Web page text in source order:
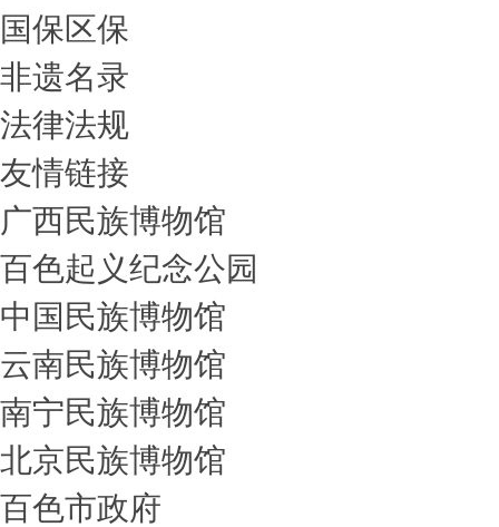
国保区保
非遗名录
法律法规
友情链接
广西民族博物馆
百色起义纪念公园
中国民族博物馆
云南民族博物馆
南宁民族博物馆
北京民族博物馆
百色市政府